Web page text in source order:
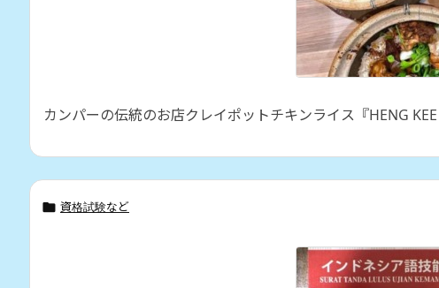
カンパーの伝統のお店クレイポットチキンライス『HENG
 資格試験など